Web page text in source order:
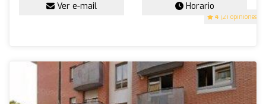
4 (21 opiniones)
Ver e-mail Horario